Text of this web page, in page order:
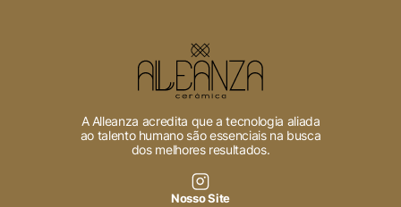
A Alleanza acredita que a tecnologia aliada
ao talento humano são essenciais na busca
dos melhores resultados.
Nosso Site